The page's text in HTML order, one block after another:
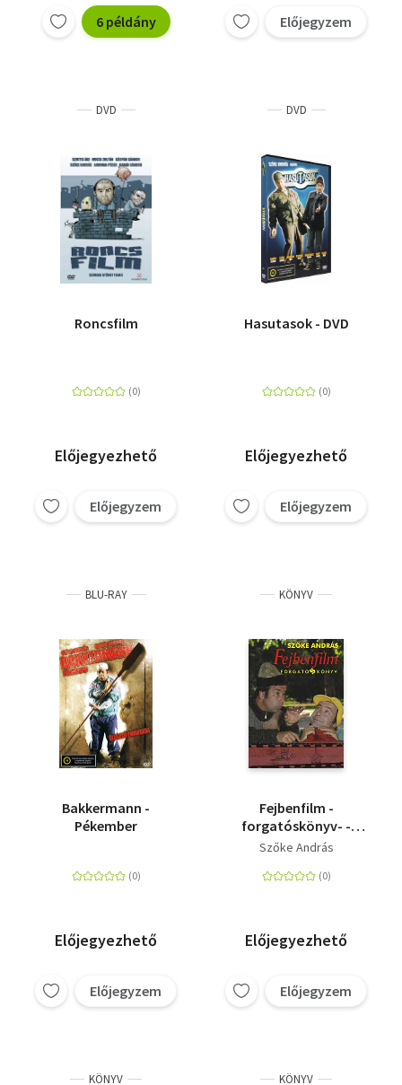
6 példány Előjegyzem
DVD
Roncsfilm
Előjegyezhető
Előjegyzem
DVD
Hasutasok - DVD
Előjegyezhető
Előjegyzem
BLU-RAY
Bakkermann -
Pékember
Előjegyezhető
Előjegyzem
KÖNYV
Fejbenfilm -
forgatóskönyv- -
Forgatóskönyv
Szőke András
Előjegyezhető
Előjegyzem
KÖNYV KÖNYV